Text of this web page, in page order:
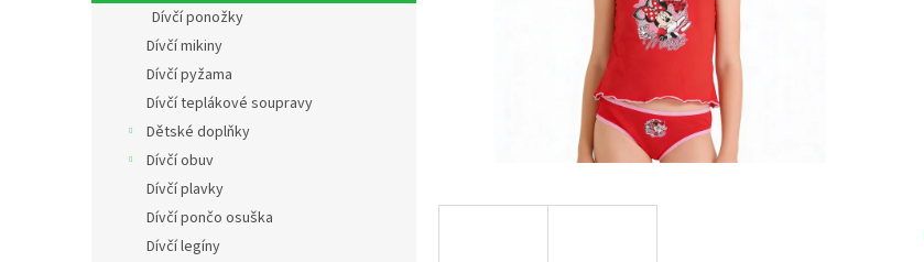
n
Dívčí ponožky
Dívčí mikiny
Dívčí pyžama
Dívčí teplákové soupravy
Dětské doplňky
Dívčí obuv
Dívčí plavky
Dívčí pončo osuška
Dívčí legíny